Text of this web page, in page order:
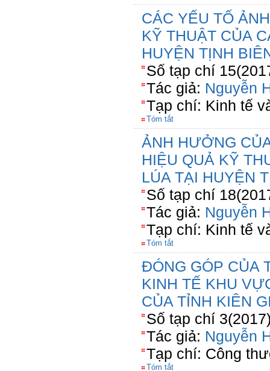
CÁC YẾU TỐ
KỸ THUẬT CỦA
HUYỆN TỊNH
Số tạp chí
Tác giả: Nguyễn
Tạp chí: Kinh tế
Tóm tắt
ẢNH HƯỞNG
HIỆU QUẢ KỸ
LÚA TẠI HUYỆN
Số tạp chí
Tác giả: Nguyễn
Tạp chí: Kinh tế
Tóm tắt
ĐÓNG GÓP CỦA
KINH TẾ KHU
CỦA TỈNH KIÊN
Số tạp chí
Tác giả: Nguyễn
Tạp chí: Công
Tóm tắt